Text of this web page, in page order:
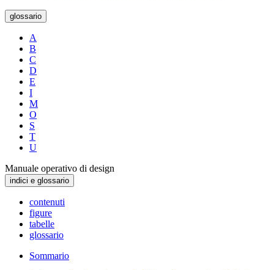
glossario
A
B
C
D
E
I
M
O
S
T
U
Manuale operativo di design
indici e glossario
contenuti
figure
tabelle
glossario
Sommario